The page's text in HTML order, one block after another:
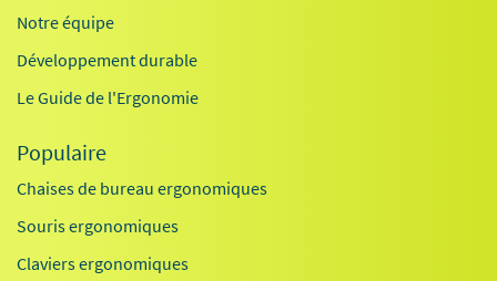
Notre équipe
Développement durable
Le Guide de l'Ergonomie
Populaire
Chaises de bureau ergonomiques
Souris ergonomiques
Claviers ergonomiques